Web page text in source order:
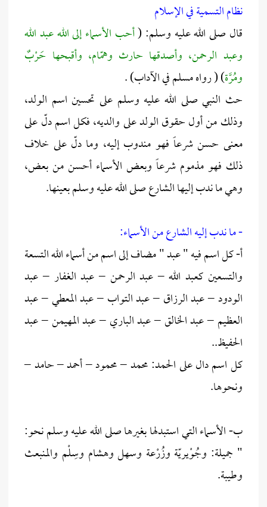
نظام التسمية في الإسلام
قال صلى الله عليه وسلم: (أحب الأسماء إلى الله عبد الله
وعبد الرحمن، وأصدقها حارث وهمّام، وأقبحها حَرْبٌ
ومُرَّة) ( رواه مسلم في الآداب) .
حث النبي صلى الله عليه وسلم على تحسين اسم الولد،
وذلك من أول حقوق الولد على والديه، فكل اسم دلّ على
معنى حسن شرعاً فهو مندوب إليه، وما دلّ على خلاف
ذلك فهو مذموم شرعاً وبعض الأسماء أحسن من بعض،
وهي ما ندب إليها الشارع صلى الله عليه وسلم بعينها.
- ما ندب إليه الشارع من الأسماء:
أ- كل اسم فيه " عبد " مضاف إلى اسم من أسماء الله التسعة
والتسعين كعبد الله – عبد الرحمن – عبد الغفار – عبد
الودود – عبد الرزاق – عبد التواب – عبد المعطي – عبد
العظيم – عبد الخالق – عبد الباري – عبد المهيمن – عبد
الحفيظ..
كل اسم دال على الحمد: محمد – محمود – أحمد – حامد –
ونحوها.
ب- الأسماء التي استبدلها بغيرها صلى الله عليه وسلم نحو:
" جميلة: وجُوْيريّة وزُرْعة وسهل وهشام وسِلْم والمنبعث
وطيبة.